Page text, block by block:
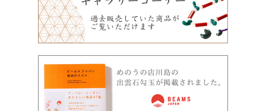
2/15
-再入荷 -
-新着商品 -
【 花仙山産めのう SA 勾玉 小 】
【年始のご挨拶】2026/1/5
明けましておめでとうございます。
本年も皆様にご満足いただける商品とサービスを提供すべく邁進す
る所存でございますので、
変わらぬご愛顧のほど宜しくお願い申し上げます。
明治十年に創業した弊社は今年で149年目を迎えます。